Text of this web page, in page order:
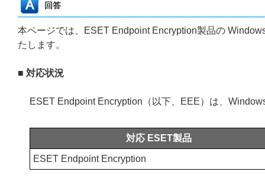
回答
本ページでは、ESET Endpoint Encryption製品の
たします。
■ 対応状況
ESET Endpoint Encryption（以下、EEE）は、
対応 ESET製品
ESET Endpoint Encryption